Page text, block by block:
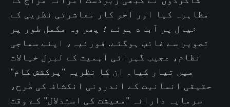
مظاہرہ کیا اور آخر کار معاشرتی نظریی کے
خیال پر آباد ہوئے ؛ پھر وہ مکمل طور پر
تصویر سے غائب ہوگئے. فورئیہ، اپنے سماجی
نظام، عجیب گہرائی اہمیت کے لبرل خیالات
میں تیار کیا۔ ان کا نظریہ "پرکشش کام"
حقیقی انسانیت کے اندرونی انکشاف کی طرح،
سرمایہ دارانہ "معیشت کی استدلال" کے وقت